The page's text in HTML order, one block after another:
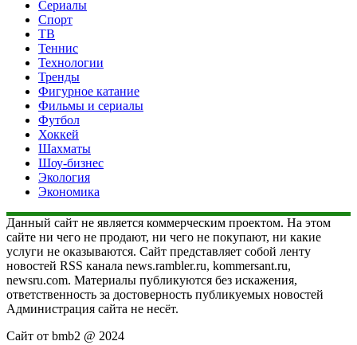
Сериалы
Спорт
ТВ
Теннис
Технологии
Тренды
Фигурное катание
Фильмы и сериалы
Футбол
Хоккей
Шахматы
Шоу-бизнес
Экология
Экономика
Данный сайт не является коммерческим проектом. На этом
сайте ни чего не продают, ни чего не покупают, ни какие
услуги не оказываются. Сайт представляет собой ленту
новостей RSS канала news.rambler.ru, kommersant.ru,
newsru.com. Материалы публикуются без искажения,
ответственность за достоверность публикуемых новостей
Администрация сайта не несёт.
Сайт от bmb2 @ 2024